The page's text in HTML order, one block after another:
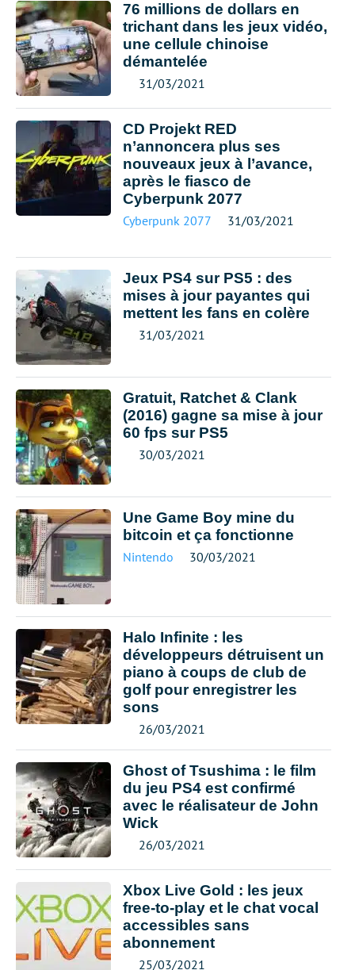
76 millions de dollars en
trichant dans les jeux vidéo,
une cellule chinoise
démantelée
31/03/2021
CD Projekt RED
n’annoncera plus ses
nouveaux jeux à l’avance,
après le fiasco de
Cyberpunk 2077
Cyberpunk 2077 31/03/2021
Jeux PS4 sur PS5 : des
mises à jour payantes qui
mettent les fans en colère
31/03/2021
Gratuit, Ratchet & Clank
(2016) gagne sa mise à jour
60 fps sur PS5
30/03/2021
Une Game Boy mine du
bitcoin et ça fonctionne
Nintendo 30/03/2021
Halo Infinite : les
développeurs détruisent un
piano à coups de club de
golf pour enregistrer les
sons
26/03/2021
Ghost of Tsushima : le film
du jeu PS4 est confirmé
avec le réalisateur de John
Wick
26/03/2021
Xbox Live Gold : les jeux
free-to-play et le chat vocal
accessibles sans
abonnement
25/03/2021